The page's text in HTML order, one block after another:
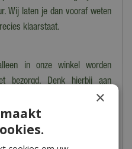
Wij laten je dan vooraf weten
klaarstaat.
in onze winkel worden
bezorgd. Denk hierbij aan
te vervoeren producten.
product kan alleen worden
bij het product en in het
×